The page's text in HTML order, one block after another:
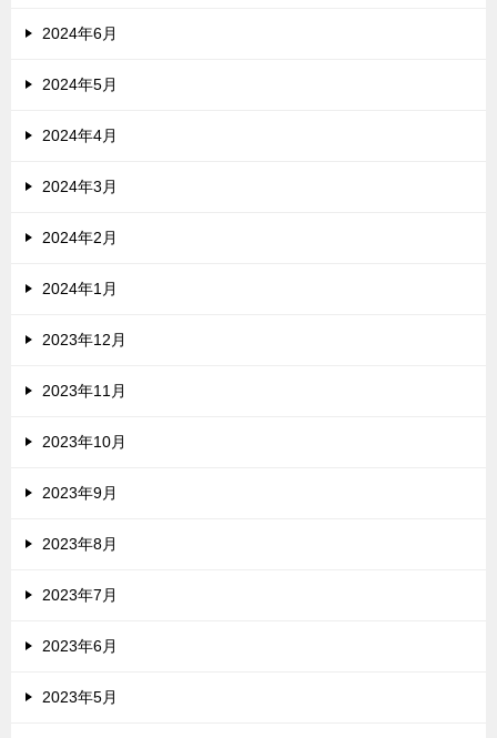
2024年6月
2024年5月
2024年4月
2024年3月
2024年2月
2024年1月
2023年12月
2023年11月
2023年10月
2023年9月
2023年8月
2023年7月
2023年6月
2023年5月